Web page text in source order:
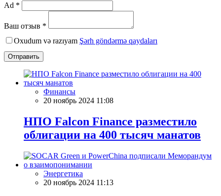
Ad *
Ваш отзыв *
Oxudum və razıyam Şərh göndərmə qaydaları
Отправить
Финансы
20 ноябрь 2024 11:08
НПО Falcon Finance разместило
облигации на 400 тысяч манатов
Энергетика
20 ноябрь 2024 11:13